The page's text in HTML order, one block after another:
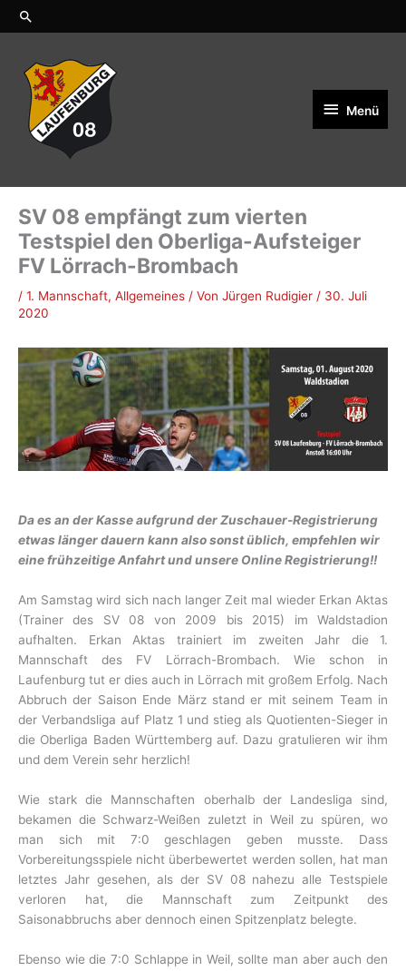
ZumSuchen
Menü
Menü
SV 08 empfängt zum vierten
Testspiel den Oberliga-Aufsteiger
FV Lörrach-Brombach
/ 1. Mannschaft, Allgemeines / Von Jürgen Rudigier / 30. Juli
2020
Da es an der Kasse aufgrund der Zuschauer-Registrierung
etwas länger dauern kann also sonst üblich, empfehlen wir
eine frühzeitige Anfahrt und unsere Online Registrierung!!
Am Samstag wird sich nach langer Zeit mal wieder Erkan Aktas
(Trainer des SV 08 von 2009 bis 2015) im Waldstadion
aufhalten. Erkan Aktas trainiert im zweiten Jahr die 1.
Mannschaft des FV Lörrach-Brombach. Wie schon in
Laufenburg tut er dies auch in Lörrach mit großem Erfolg. Nach
Abbruch der Saison Ende März stand er mit seinem Team in
der Verbandsliga auf Platz 1 und stieg als Quotienten-Sieger in
die Oberliga Baden Württemberg auf. Dazu gratulieren wir ihm
und dem Verein sehr herzlich!
Wie stark die Mannschaften oberhalb der Landesliga sind,
bekamen die Schwarz-Weißen zuletzt in Weil zu spüren, wo
man sich mit 7:0 geschlagen geben musste. Dass
Vorbereitungsspiele nicht überbewertet werden sollen, hat man
letztes Jahr gesehen, als der SV 08 nahezu alle Testspiele
verloren hat, die Mannschaft zum Zeitpunkt des
Saisonabbruchs aber dennoch einen Spitzenplatz belegte.
Ebenso wie die 7:0 Schlappe in Weil, sollte man aber auch den